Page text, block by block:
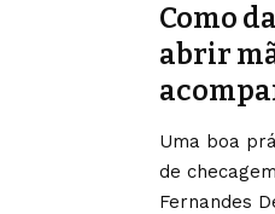
Como
abrir
Uma boa
de
Fernandes